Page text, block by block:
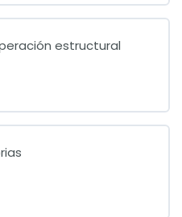
estructural